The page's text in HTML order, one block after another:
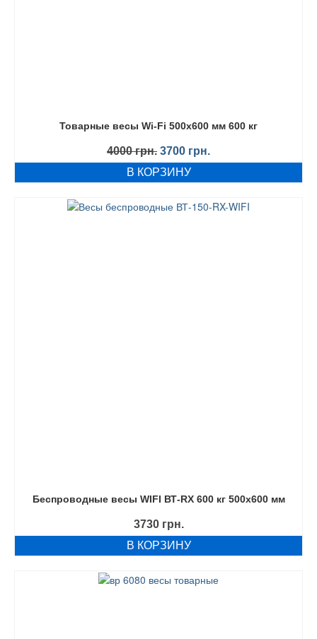
Товарные весы Wi-Fi 500х600 мм 600 кг
4000грн. Первоначальная
цена
составляла
3700 грн.
цена:
В КОРЗИНУ
Беспроводные весы WIFI ВТ-RX 600 кг 500х600 мм
3730 грн.
В КОРЗИНУ